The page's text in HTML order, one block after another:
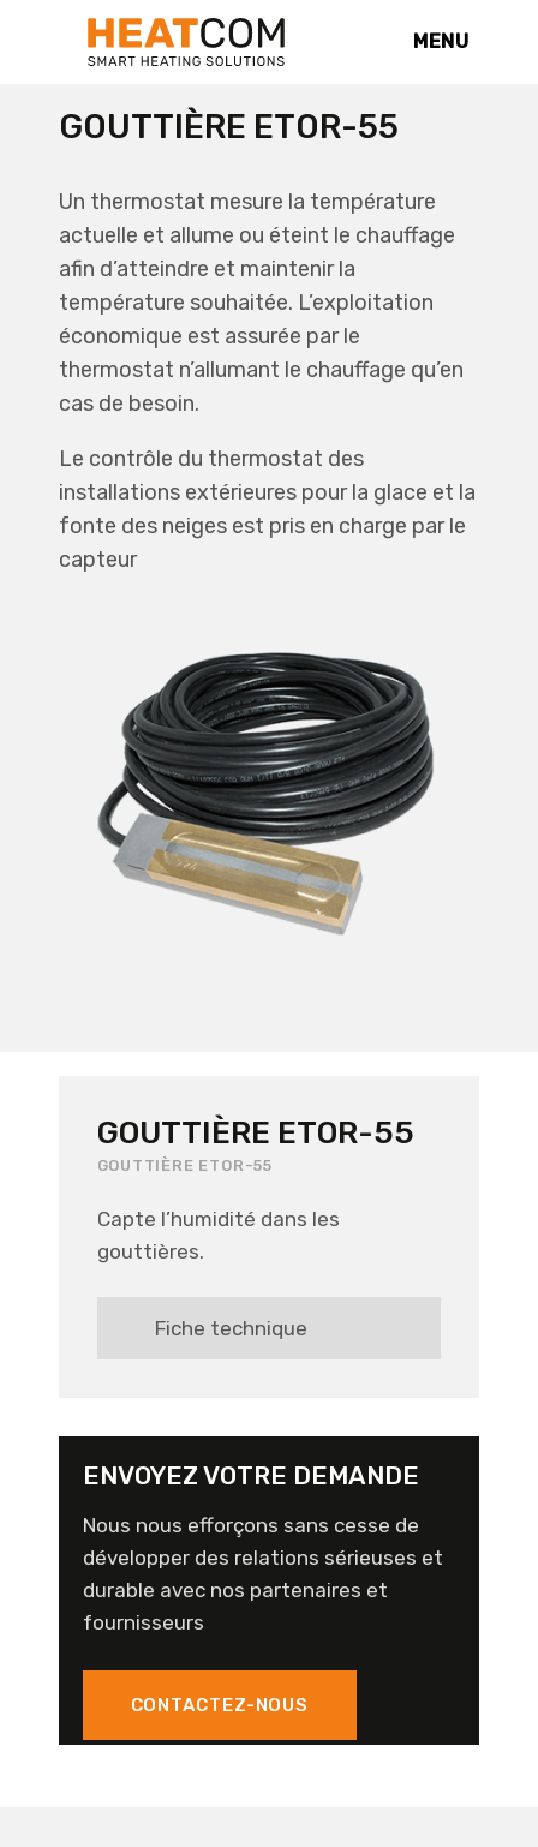
MENU
GOUTTIÈRE ETOR-55
Un thermostat mesure la température
actuelle et allume ou éteint le chauffage
afin d’atteindre et maintenir la
température souhaitée. L’exploitation
économique est assurée par le
thermostat n’allumant le chauffage qu’en
cas de besoin.
Le contrôle du thermostat des
installations extérieures pour la glace et la
fonte des neiges est pris en charge par le
capteur
GOUTTIÈRE ETOR-55
GOUTTIÈRE ETOR-55
Capte l’humidité dans les
gouttières.
Fiche technique
ENVOYEZ VOTRE DEMANDE
Nous nous efforçons sans cesse de
développer des relations sérieuses et
durable avec nos partenaires et
fournisseurs
CONTACTEZ-NOUS